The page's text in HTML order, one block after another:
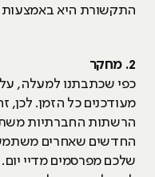
התקשורת היא באמצעות
2. מחקר
כפי שכתבתנו למעלה,
מעודכנים כל הזמן. לכן,
הרשתות החברתיות
החדשים שאחרים
שלכם מפרסמים מדיי